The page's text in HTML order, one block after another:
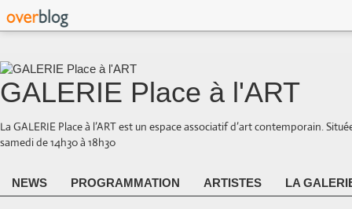
GALERIE Place à l'ART
La GALERIE Place à l’ART est un espace associatif d’art contemporain.
samedi de 14h30 à 18h30
NEWS PROGRAMMATION ARTISTES LA